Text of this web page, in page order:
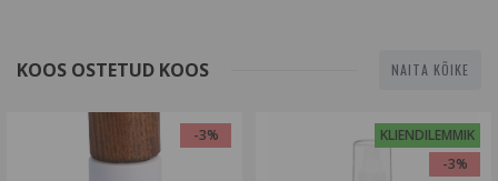
KOOS OSTETUD KOOS NAITA KÕIKE
-3%
KLIENDILEMMIK
-3%